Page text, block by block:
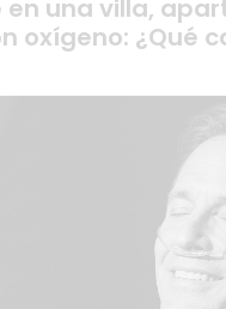
en una villa,
oxígeno: ¿Qué